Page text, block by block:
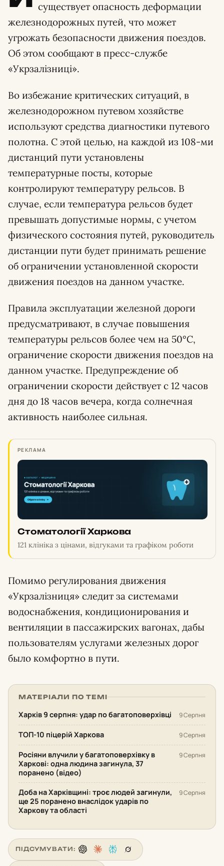
существует опасность деформации
железнодорожных путей, что может
угрожать безопасности движения поездов.
Об этом сообщают в пресс-службе
«Укрзалiзницi».
Во избежание критических ситуаций, в
железнодорожном путевом хозяйстве
используют средства диагностики путевого
полотна. С этой целью, на каждой из 108-ми
дистанций пути установлены
температурные посты, которые
контролируют температуру рельсов. В
случае, если температура рельсов будет
превышать допустимые нормы, с учетом
физического состояния путей, руководитель
дистанции пути будет принимать решение
об ограничении установленной скорости
движения поездов на данном участке.
Правила эксплуатации железной дороги
предусматривают, в случае повышения
температуры рельсов более чем на 50°С,
ограничение скорости движения поездов на
данном участке. Предупреждение об
ограничении скорости действует с 12 часов
дня до 18 часов вечера, когда солнечная
активность наиболее сильная.
РЕКЛАМА
Стоматології Харкова
121 клініка з цінами, відгуками та графіком роботи
Помимо регулирования движения
«Укрзалiзниця» следит за системами
водоснабжения, кондиционирования и
вентиляции в пассажирских вагонах, дабы
пользователям услугами железных дорог
было комфортно в пути.
МАТЕРІАЛИ ПО ТЕМІ
Харків 9 серпня: удар по багатоповерхівці 9 Серпня
ТОП-10 піцерій Харкова 9 Серпня
Росіяни влучили у багатоповерхівку в
Харкові: одна людина загинула, 37
поранено (відео)
9 Серпня
Доба на Харківщині: троє людей загинули,
ще 25 поранено внаслідок ударів по
Харкову та області
9 Серпня
ПІДСУМУВАТИ: